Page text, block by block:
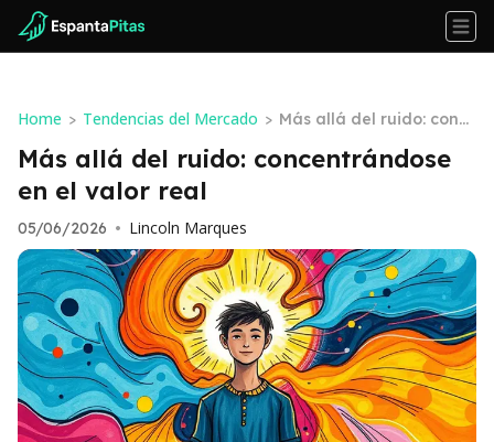
Home > Tendencias del Mercado > Más allá del ruido: conc
entrándose en el valor r
eal
Más allá del ruido: concentrándose
en el valor real
05/06/2026 • Lincoln Marques